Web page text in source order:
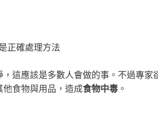
，這應該是多數人會做的事。不過專家
食物與用品，造成食物中毒 。